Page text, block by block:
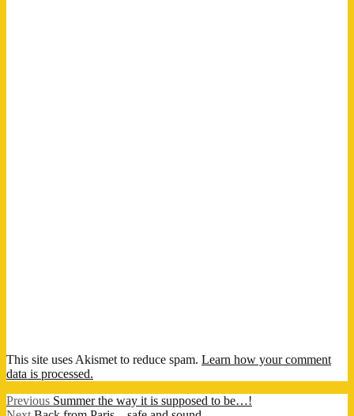
This site uses Akismet to reduce spam. Learn how your comment
data is processed.
Post
Previous Previous
Summer the way it is supposed to be…!